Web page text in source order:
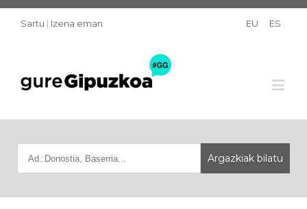
Sartu | Izena eman EU ES